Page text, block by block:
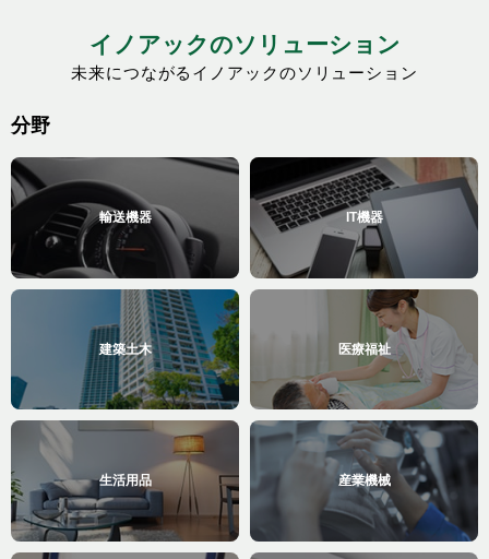
イノアックのソリューション
未来につながるイノアックのソリューション
分野
輸送機器 IT機器
建築土木 医療福祉
生活用品 産業機械